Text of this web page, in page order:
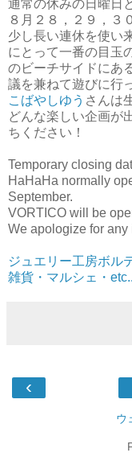
通常の休みの日曜日
８月２８，２９，３
少し長い連休を使い
にとって一番の目玉
のビーチサイドにあ
議を兼ねて遊びに行
こばやしゆう さんは
どんな楽しい企画が
ちください！
Temporary closing
HaHaHa normally
September.
VORTICO will be
We apologize for
ジュエリー工房ボル
雑貨・マルシェ・
‹
ウ